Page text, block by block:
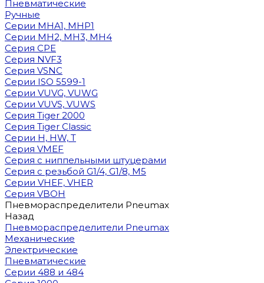
Пневматические
Ручные
Cерии MHA1, MHP1
Cерии MH2, MH3, MH4
Cерия CPE
Серия NVF3
Серия VSNC
Серии ISO 5599-1
Серии VUVG, VUWG
Серии VUVS, VUWS
Серия Tiger 2000
Серия Tiger Classic
Серии H, HW, T
Серия VMEF
Серия с ниппельными штуцерами
Серия с резьбой G1/4, G1/8, М5
Серии VHEF, VHER
Серия VBOH
Пневмораспределители Pneumax
Назад
Пневмораспределители Pneumax
Механические
Электрические
Пневматические
Серии 488 и 484